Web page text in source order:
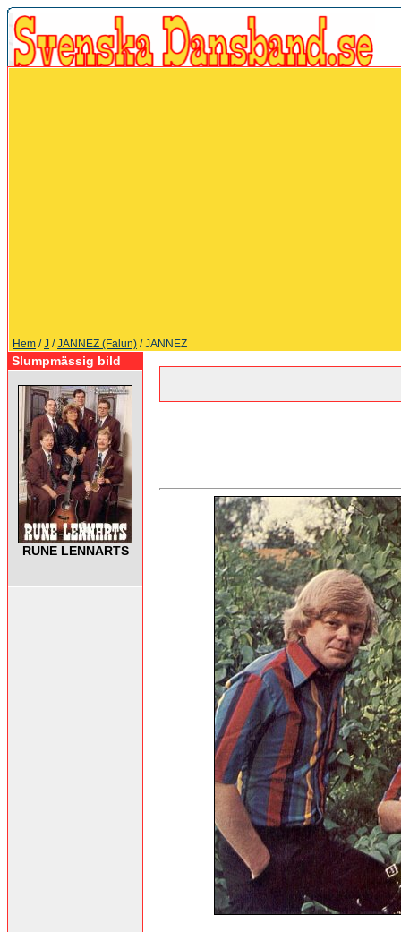
Hem /J /JANNEZ (Falun) / JANNEZ
Slumpmässig bild
RUNE LENNARTS